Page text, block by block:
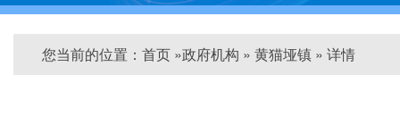
您当前的位置： 首页 »政府机构 » 黄猫垭镇 » 详情